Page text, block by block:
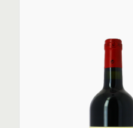
domaine s’appuie sur
œnologie Michel Rolland. En
nouveau chai gravitaire
Depuis 1945, le Château